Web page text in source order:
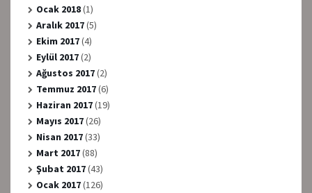
Ocak 2018(1)
Aralık 2017(5)
Ekim 2017(4)
Eylül 2017(2)
Ağustos 2017(2)
Temmuz 2017(6)
Haziran 2017(19)
Mayıs 2017(26)
Nisan 2017(33)
Mart 2017(88)
Şubat 2017(43)
Ocak 2017(126)